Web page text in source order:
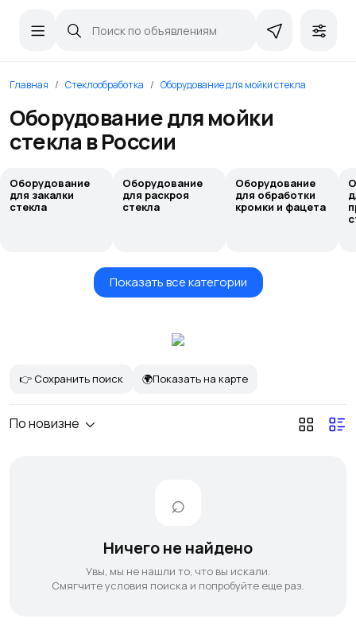
Главная Стеклообработка Оборудование для мойки стекла
Оборудование для мойки
стекла в России
Оборудование
для закалки
стекла
Оборудование
для раскроя
стекла
Оборудование
для обработки
кромки и фацета
Показать все категории
👉 Сохранить поиск 🌍Показать на карте
По новизне
Ничего не найдено
Увы, мы не нашли то, что вы искали.
Смягчите условия поиска и попробуйте еще раз.